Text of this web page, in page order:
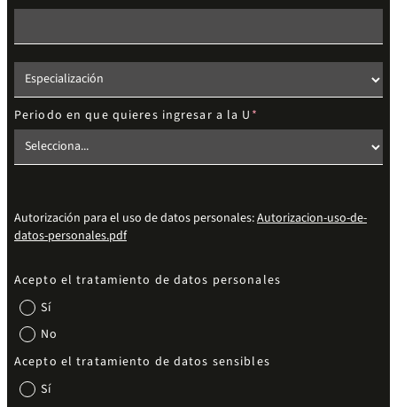
Elige el nivel de estudios
Periodo en que quieres ingresar a la U
Autorización para el uso de datos personales:Autorizacion-uso-de-
datos-personales.pdf
Acepto el tratamiento de datos personales
Sí
No
Acepto el tratamiento de datos sensibles
Sí